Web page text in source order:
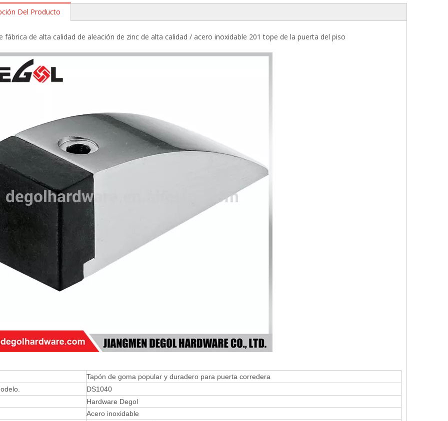
Del Producto
fábrica de alta calidad de aleación de zinc de alta calidad / acero inoxidable 201 tope de la puerta del piso
Tapón de goma popular y duradero para puerta corredera
DS1040
Hardware Degol
Acero inoxidable